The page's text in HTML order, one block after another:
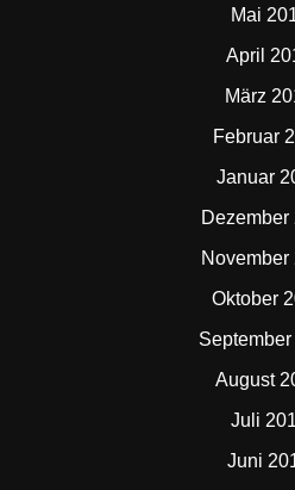
Mai
April
März
Februar
Januar
Dezember
November
Oktober
August
Juli
Juni